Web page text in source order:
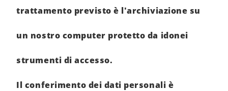
trattamento previsto è l'archiviazione su
un nostro computer protetto da idonei
strumenti di accesso.
Il conferimento dei dati personali è